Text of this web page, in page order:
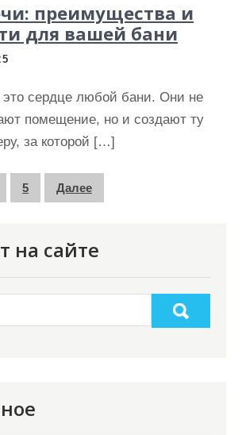
преимущества и
для вашей бани
сердце любой бани. Они не
помещение, но и создают ту
за которой […]
5 Далее
на сайте